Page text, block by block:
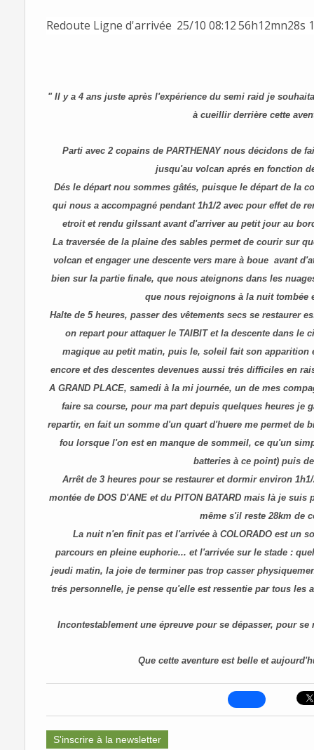
Redoute Ligne d'arrivée 25/10 08:1256h12mn28s
" Il y a 4 ans juste après l'expérience du semi raid je
à cueillir derrière cette
Parti avec 2 copains de PARTHENAY nous décidons de
jusqu'au volcan aprés en fonction
Dés le départ nou sommes gâtés, puisque le départ de la
qui nous a accompagné pendant 1h1/2 avec pour effet de
etroit et rendu gilssant avant d'arriver au petit jour au
La traversée de la plaine des sables permet de courir sur
volcan et engager une descente vers mare à boue avant
bien sur la partie finale, que nous ateignons dans les
que nous rejoignons à la nuit tombée
Halte de 5 heures, passer des vêtements secs se restaurer
on repart pour attaquer le TAIBIT et la descente dans le
magique au petit matin, puis le, soleil fait son apparition
encore et des descentes devenues aussi trés difficiles en
A GRAND PLACE, samedi à la mi journée, un de mes
faire sa course, pour ma part depuis quelques heures je
repartir, en fait un somme d'un quart d'huere me permet de
fou lorsque l'on est en manque de sommeil, ce qu'un
batteries à ce point) puis
Arrêt de 3 heures pour se restaurer et dormir environ
montée de DOS D'ANE et du PITON BATARD mais là je
même s'il reste 28km de
La nuit n'en finit pas et l'arrivée à COLORADO est un
parcours en pleine euphorie... et l'arrivée sur le stade :
jeudi matin, la joie de terminer pas trop casser
trés personnelle, je pense qu'elle est ressentie par tous
Incontestablement une épreuve pour se dépasser, pour
Que cette aventure est belle et
S'inscrire à la newsletter